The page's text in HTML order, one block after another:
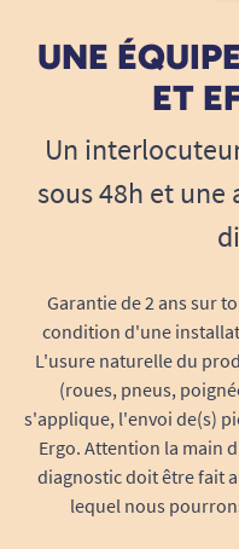
UNE
ET
Un
sous 48h et une
Garantie de 2 ans sur
condition d'une
L'usure naturelle du
(roues, pneus,
s'applique, l'envoi de(s)
Ergo. Attention la main
diagnostic doit être fait
lequel nous